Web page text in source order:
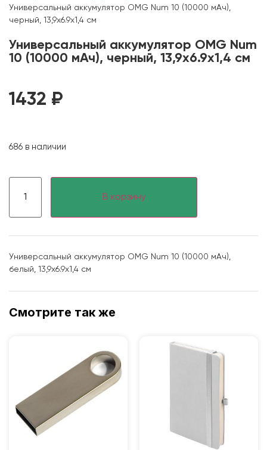
Универсальный аккумулятор OMG Num 10 (10000 мАч),
черный, 13,9х6.9х1,4 см
Универсальный аккумулятор OMG Num
10 (10000 мАч), черный, 13,9х6.9х1,4 см
1432 ₽
686 в наличии
В корзину
Универсальный аккумулятор OMG Num 10 (10000 мАч),
белый, 13,9х6.9х1,4 см
Смотрите так же